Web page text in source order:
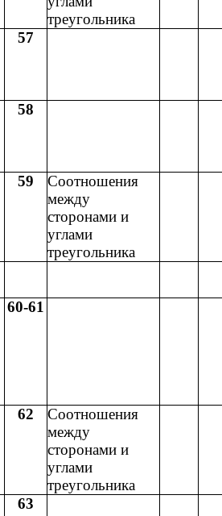
треугольника
57
58
59
Соотношения
между
сторонами и
углами
треугольника
60-61
62
Соотношения
между
сторонами и
углами
треугольника
63